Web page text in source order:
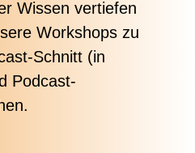
Wissen vertiefen
Workshops zu
Schnitt (in
Podcast-